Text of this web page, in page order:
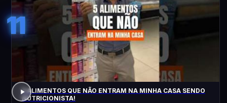
11
5 ALIMENTOS QUE NÃO ENTRAM NA MINHA CASA SENDO
NUTRICIONISTA!